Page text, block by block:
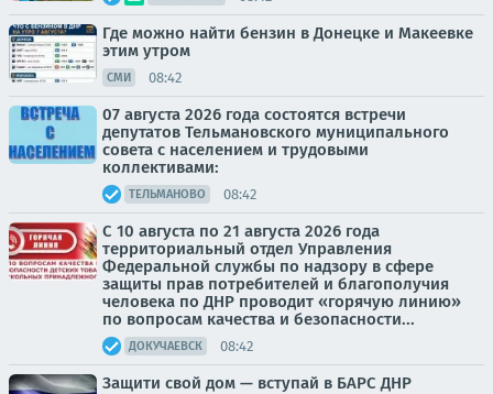
Где можно найти бензин в Донецке и Макеевке
этим утром
СМИ 08:42
07 августа 2026 года состоятся встречи
депутатов Тельмановского муниципального
совета с населением и трудовыми
коллективами:
ТЕЛЬМАНОВО 08:42
С 10 августа по 21 августа 2026 года
территориальный отдел Управления
Федеральной службы по надзору в сфере
защиты прав потребителей и благополучия
человека по ДНР проводит «горячую линию»
по вопросам качества и безопасности...
ДОКУЧАЕВСК 08:42
Защити свой дом — вступай в БАРС ДНР